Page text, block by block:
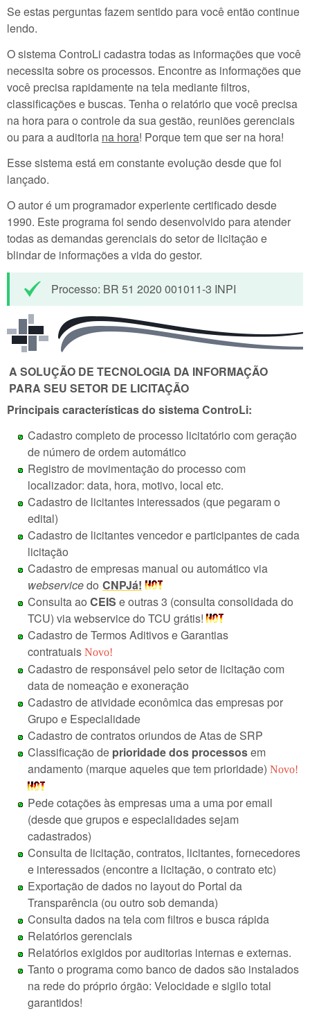
Se estas perguntas fazem sentido para você então continue
lendo.
O sistema ControLi cadastra todas as informações que você
necessita sobre os processos. Encontre as informações que
você precisa rapidamente na tela mediante filtros,
classificações e buscas. Tenha o relatório que você precisa
na hora para o controle da sua gestão, reuniões gerenciais
ou para a auditoria na hora! Porque tem que ser na hora!
Esse sistema está em constante evolução desde que foi
lançado.
O autor é um programador experiente certificado desde
1990. Este programa foi sendo desenvolvido para atender
todas as demandas gerenciais do setor de licitação e
blindar de informações a vida do gestor.
Processo: BR 51 2020 001011-3 INPI
A SOLUÇÃO DE TECNOLOGIA DA INFORMAÇÃO
PARA SEU SETOR DE LICITAÇÃO
Principais características do sistema ControLi:
Cadastro completo de processo licitatório com geração
de número de ordem automático
Registro de movimentação do processo com
localizador: data, hora, motivo, local etc.
Cadastro de licitantes interessados (que pegaram o
edital)
Cadastro de licitantes vencedor e participantes de cada
licitação
Cadastro de empresas manual ou automático via
webservicedo CNPJá!
Consulta ao CEIS e outras 3 (consulta consolidada do
TCU) via webservice do TCU grátis!
Cadastro de Termos Aditivos e Garantias
contratuais Novo!
Cadastro de responsável pelo setor de licitação com
data de nomeação e exoneração
Cadastro de atividade econômica das empresas por
Grupo e Especialidade
Cadastro de contratos oriundos de Atas de SRP
Classificação de prioridade dos processosem
andamento (marque aqueles que tem prioridade) Novo!
Pede cotações às empresas uma a uma por email
(desde que grupos e especialidades sejam
cadastrados)
Consulta de licitação, contratos, licitantes, fornecedores
e interessados (encontre a licitação, o contrato etc)
Exportação de dados no layout do Portal da
Transparência (ou outro sob demanda)
Consulta dados na tela com filtros e busca rápida
Relatórios gerenciais
Relatórios exigidos por auditorias internas e externas.
Tanto o programa como banco de dados são instalados
na rede do próprio órgão: Velocidade e sigilo total
garantidos!